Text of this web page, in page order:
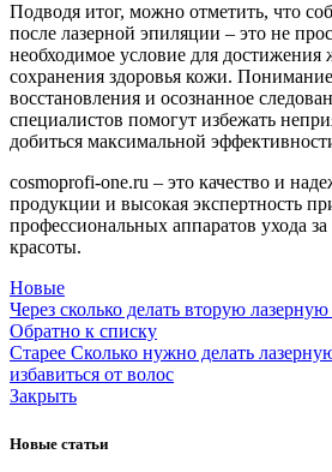
Подводя итог, можно отметить, что
после лазерной эпиляции – это не
необходимое условие для достижения
сохранения здоровья кожи.
восстановления и осознанное
специалистов помогут избежать
добиться максимальной
cosmoprofi-one.ru – это качество и
продукции и высокая экспертность
профессиональных аппаратов ухода
красоты.
Новые
Через сколько делать вторую
Обратно к списку
Старее Сколько нужно делать
избавиться от волос
Закрыть
Новые статьи